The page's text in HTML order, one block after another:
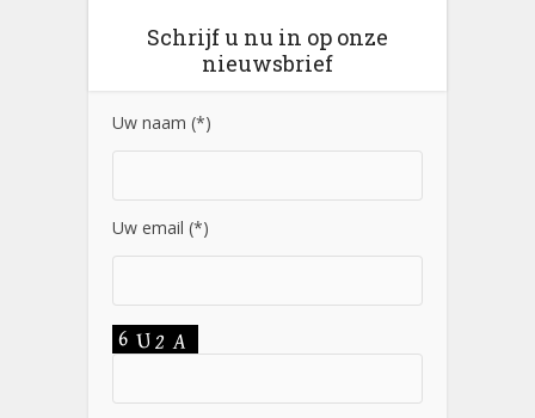
Schrijf u nu in op onze
nieuwsbrief
Uw naam (*)
Uw email (*)